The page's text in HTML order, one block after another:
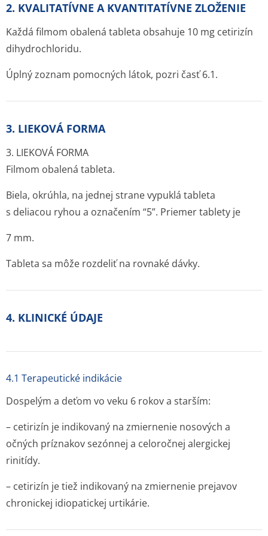
2. KVALITATÍVNE A KVANTITATÍVNE ZLOŽENIE
Každá filmom obalená tableta obsahuje 10 mg cetirizín
dihydrochloridu.
Úplný zoznam pomocných látok, pozri časť 6.1.
3. LIEKOVÁ FORMA
3. LIEKOVÁ FORMA
Filmom obalená tableta.
Biela, okrúhla, na jednej strane vypuklá tableta
s deliacou ryhou a označením “5”. Priemer tablety je
7 mm.
Tableta sa môže rozdeliť na rovnaké dávky.
4. KLINICKÉ ÚDAJE
4.1 Terapeutické indikácie
Dospelým a deťom vo veku 6 rokov a starším:
– cetirizín je indikovaný na zmiernenie nosových a
očných príznakov sezónnej a celoročnej alergickej
rinitídy.
– cetirizín je tiež indikovaný na zmiernenie prejavov
chronickej idiopatickej urtikárie.